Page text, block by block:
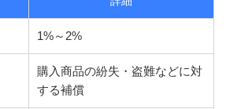
1%～2%
購入商品の紛失・盗難などに対
する補償